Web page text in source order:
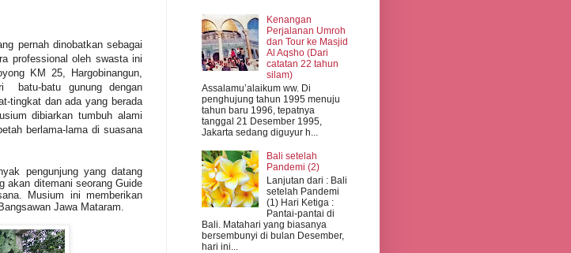
pernah dinobatkan sebagai
professional oleh swasta ini
KM 25, Hargobinangun,
batu-batu gunung dengan
tingkat dan ada yang berada
dibiarkan tumbuh alami
berlama-lama di suasana
pengunjung yang datang
akan ditemani seorang Guide
Musium ini memberikan
Jawa Mataram.
Kenangan
Perjalanan Umroh
dan Tour ke Masjid
Al Aqsho (Dari
catatan 22 tahun
silam)
Assalamu’alaikum ww. Di
penghujung tahun 1995 menuju
tahun baru 1996, tepatnya
tanggal 21 Desember 1995,
Jakarta sedang diguyur h...
Bali setelah
Pandemi (2)
Lanjutan dari : Bali
setelah Pandemi
(1) Hari Ketiga :
Pantai-pantai di
Bali. Matahari yang biasanya
bersembunyi di bulan Desember,
hari ini...